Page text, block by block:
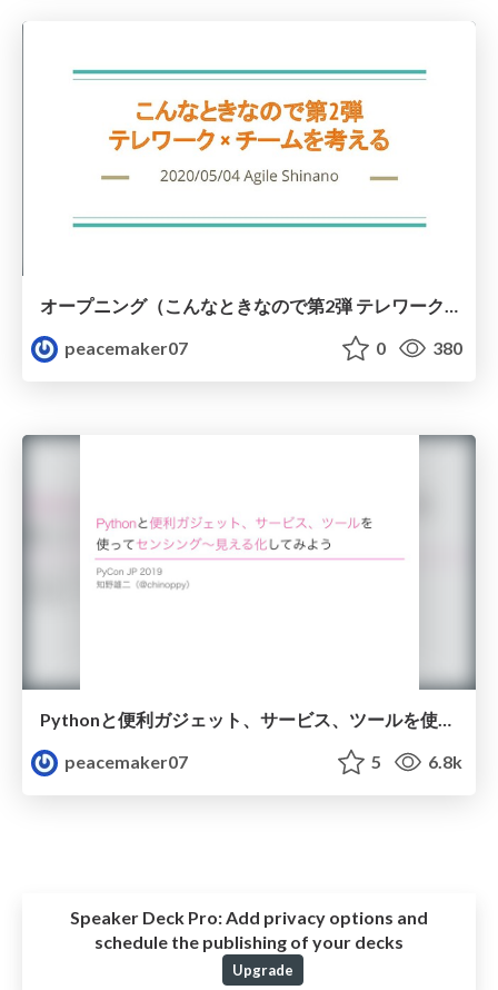
オープニング（こんなときなので第2弾 テレワーク × チームを考える in Agile Shinano）
peacemaker07
0 380
Pythonと便利ガジェット、サービス、ツールを使ってセンシング〜見える化してみよう
peacemaker07
5 6.8k
Speaker Deck Pro: Add privacy options and
schedule the publishing of your decks
Upgrade